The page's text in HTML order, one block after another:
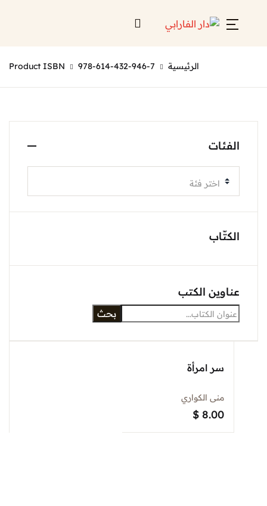
الرئيسية Product ISBN 978-614-432-946-7
سر امرأة
منى الكواري
$ 8.00
الفئات
اختر فئة
الكتّاب
عناوين الكتب
بحث